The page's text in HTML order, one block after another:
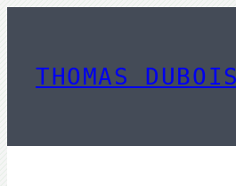
contenu
THOMAS DUBOIS